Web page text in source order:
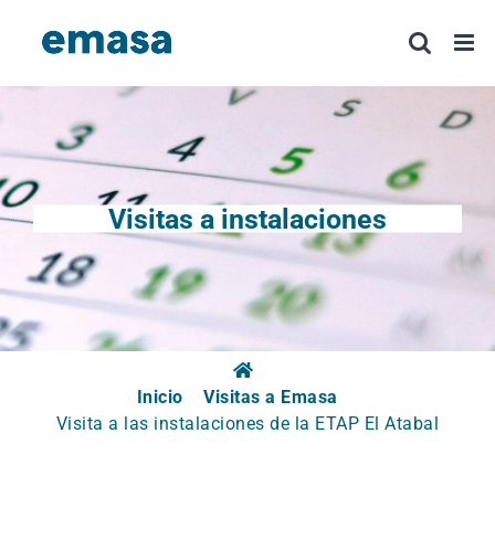
Visitas a instalaciones
Inicio
Visitas a Emasa
Visita a las instalaciones de la ETAP El Atabal